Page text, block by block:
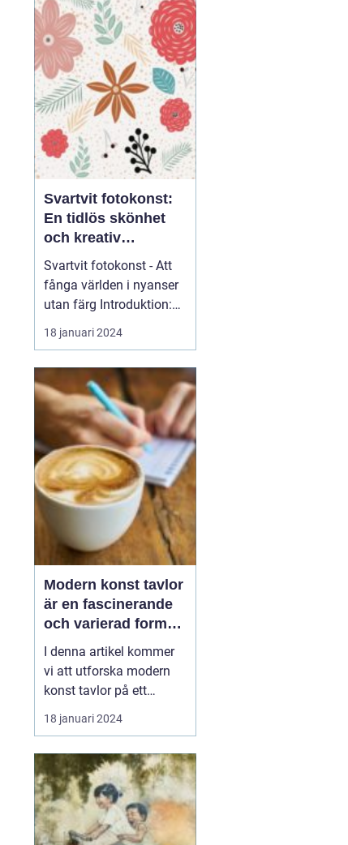
Svartvit fotokonst:
En tidlös skönhet
och kreativ
uttrycksform
Svartvit fotokonst - Att
fånga världen i nyanser
utan färg Introduktion:
Svartvit fotokonst har
länge fascinerat
tidlösa skönhet och
förmåga att förmedla
känslor och uttryck på
ett unikt sätt. I denna
artikel kommer vi att ge
en gr...
18 januari 2024
Modern konst tavlor
är en fascinerande
och varierad form
av konstuttryck som
lockar till sig både
konstnärer och
konstälskare från
hela världen
I denna artikel kommer
vi att utforska modern
konst tavlor på ett
grundligt sätt, inklusive
en övergripande översikt,
typer av modern konst
tavlor och deras
popularitet, kvantitativa
mätningar, skillnader
18 januari 2024